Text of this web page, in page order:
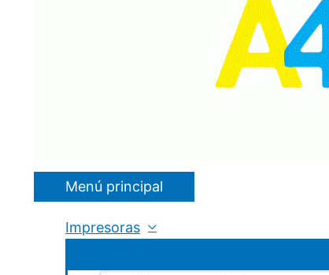
Menú principal
Impresoras